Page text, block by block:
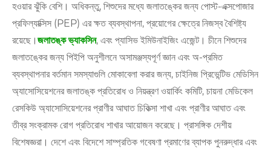
হওয়ার ঝুঁকি বেশি। অধিকন্তু, শিশুদের মধ্যে জলাতঙ্কের জন্য পোস্ট-এক্সপোজার
প্রফিল্যাক্সিস (PEP) এর ক্ষত ব্যবস্থাপনা, প্রয়োগের ক্ষেত্রে নিজস্ব বৈশিষ্ট্য
রয়েছে। জলাতঙ্ক ভ্যাকসিন, এবং প্যাসিভ ইমিউনাইজিং এজেন্ট। চীনে শিশুদের
জলাতঙ্কের জন্য পিইপি অনুশীলনে অসামঞ্জস্যপূর্ণ জ্ঞান এবং অ-প্রমিত
ব্যবস্থাপনার বর্তমান সমস্যাগুলি মোকাবেলা করার জন্য, চাইনিজ প্রিভেন্টিভ মেডিসিন
অ্যাসোসিয়েশনের জলাতঙ্ক প্রতিরোধ ও নিয়ন্ত্রণ ওয়ার্কিং কমিটি, চায়না মেডিকেল
রেসকিউ অ্যাসোসিয়েশনের প্রাণীর আঘাত চিকিত্সা শাখা এবং প্রাণীর আঘাত এবং
তীব্র সংক্রামক রোগ প্রতিরোধ শাখার আয়োজন করেছে। প্রাসঙ্গিক দেশীয়
বিশেষজ্ঞরা। দেশে এবং বিদেশে সাম্প্রতিক গবেষণা প্রমাণের ব্যাপক পুনরুদ্ধার এবং